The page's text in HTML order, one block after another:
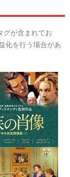
グが含まれてお
化を行う場合があ